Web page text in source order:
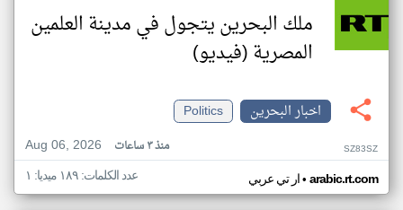
ملك البحرين يتجول في مدينة العلمين
المصرية (فيديو)
اخبار البحرين
Politics
Aug 06, 2026
منذ ٣ ساعات SZ83SZ
ار تي عربي• arabic.rt.com عدد الكلمات: ١٨٩ ميديا: ١